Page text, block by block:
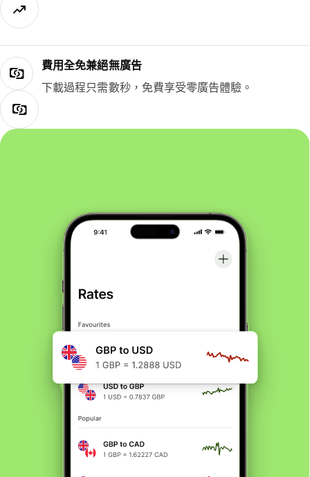
費用全免兼絕無廣告
下載過程只需數秒，免費享受零廣告體驗。